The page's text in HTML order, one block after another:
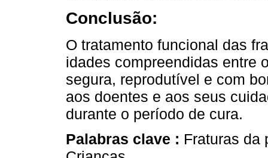
Conclusão:
O tratamento funcional das
idades compreendidas entre
segura, reprodutível e com
aos doentes e aos seus
durante o período de cura.
Palabras clave : Fraturas da